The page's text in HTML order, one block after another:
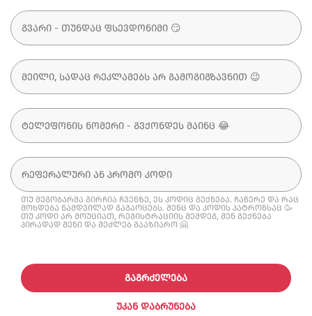
თუ მეგობარმა გირჩია ჩვენზე, ეს კოდიც გექნება. ჩაწერე და რაც
მოხდება ნამდვილად გაგაოცებს. შენც და კოდის პატრონსაც 🥳
თუ კოდი არ მოუციათ, რეგისტრაციის შემდეგ, შენ გექნება
პირადად შენი და შეძლებ გააზიარო 🤗
ᲣᲙᲐᲜ ᲓᲐᲑᲠᲣᲜᲔᲑᲐ
ᲒᲐᲒᲠᲫᲔᲚᲔᲑᲐ